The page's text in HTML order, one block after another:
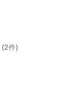
(2件)